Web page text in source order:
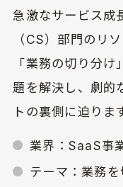
急激なサービス成
（CS）部門のリ
「業務の切り分
題を解決し、劇的
トの裏側に迫りま
業界：SaaS事
テーマ：業務